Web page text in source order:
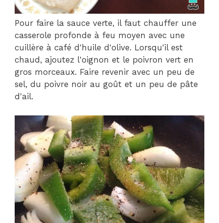
Pour faire la sauce verte, il faut chauffer une
casserole profonde à feu moyen avec une
cuillère à café d'huile d'olive. Lorsqu'il est
chaud, ajoutez l'oignon et le poivron vert en
gros morceaux. Faire revenir avec un peu de
sel, du poivre noir au goût et un peu de pâte
d'ail.